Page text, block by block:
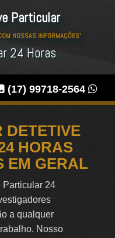
Particular
NOSSAS INFORMAÇÕES'
24 Horas
(17) 99718-2564
DETETIVE
HORAS
EM GERAL
Particular 24
a qualquer
Nosso